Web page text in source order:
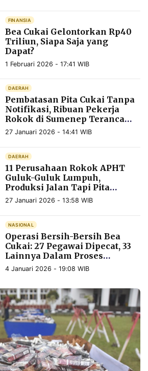
FINANSIA
Bea Cukai Gelontorkan Rp40
Triliun, Siapa Saja yang
Dapat?
1 Februari 2026 - 17:41 WIB
DAERAH
Pembatasan Pita Cukai Tanpa
Notifikasi, Ribuan Pekerja
Rokok di Sumenep Terancam
Dirumahkan
27 Januari 2026 - 14:41 WIB
DAERAH
11 Perusahaan Rokok APHT
Guluk-Guluk Lumpuh,
Produksi Jalan Tapi Pita
Cukai Mandek
27 Januari 2026 - 13:58 WIB
NASIONAL
Operasi Bersih-Bersih Bea
Cukai: 27 Pegawai Dipecat, 33
Lainnya Dalam Proses
Hukuman Fraud
4 Januari 2026 - 19:08 WIB